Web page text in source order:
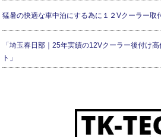
猛暑の快適な車中泊にする為に１２Vクーラー取
「埼玉春日部｜25年実績の12Vクーラー後付け
ト」